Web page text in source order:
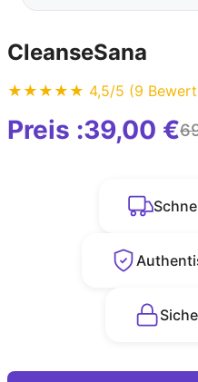
CleanseSana
★★★★★ 4,5/5 (9
Preis :39,00 €